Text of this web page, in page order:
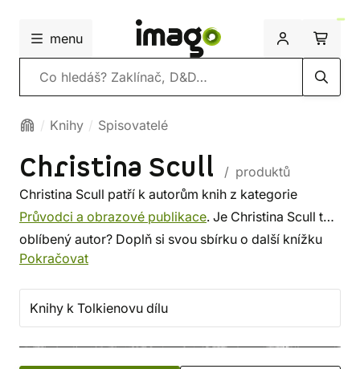
menu
Vyhledávání
Knihy Spisovatelé
Christina Scull
/ produktů
Christina Scull patří k autorům knih z kategorie
Průvodci a obrazové publikace. Je Christina Scull tvůj
oblíbený autor? Doplň si svou sbírku o další knížku
tohoto spisovatele, nebo si prohlédni
srdcem, někdo podle autora. U nás si vybereš z méně
známých i z těch proslulých. ✔️ Nabízíme levnou
dopravu, rychlé dodání a bezpečný nákup!
Pokračovat
Knihy k Tolkienovu dílu